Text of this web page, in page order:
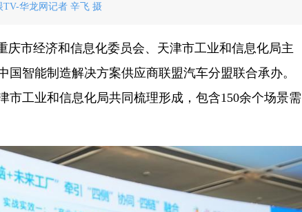
TV-华龙网记者 辛飞 摄
庆市经济和信息化委员会、天津市工业和信息化局主
智能制造解决方案供应商联盟汽车分盟联合承办。
市工业和信息化局共同梳理形成，包含150余个场景需